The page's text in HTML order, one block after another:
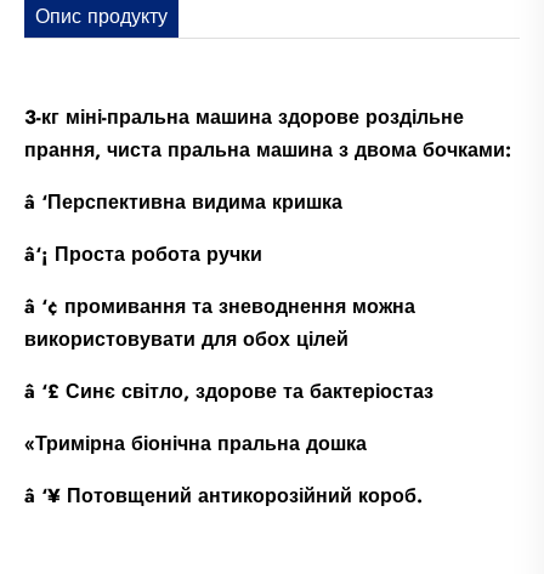
Опис продукту
3-кг міні-пральна машина здорове роздільне
прання, чиста пральна машина з двома бочками:
â ‘Перспективна видима кришка
â‘¡ Проста робота ручки
â ‘¢ промивання та зневоднення можна
використовувати для обох цілей
â ‘£ Синє світло, здорове та бактеріостаз
«Тримірна біонічна пральна дошка
â ‘¥ Потовщений антикорозійний короб.